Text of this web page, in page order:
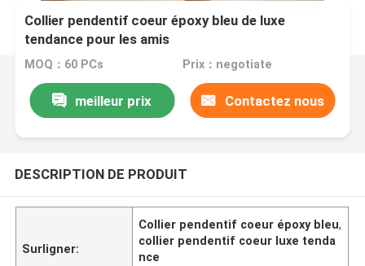
Collier pendentif coeur époxy bleu de luxe
tendance pour les amis
MOQ：60 PCs Prix：negotiate
meilleur prix Contactez nous
DESCRIPTION DE PRODUIT
Surligner:
Collier pendentif coeur époxy bleu,
collier pendentif coeur luxe tenda
nce